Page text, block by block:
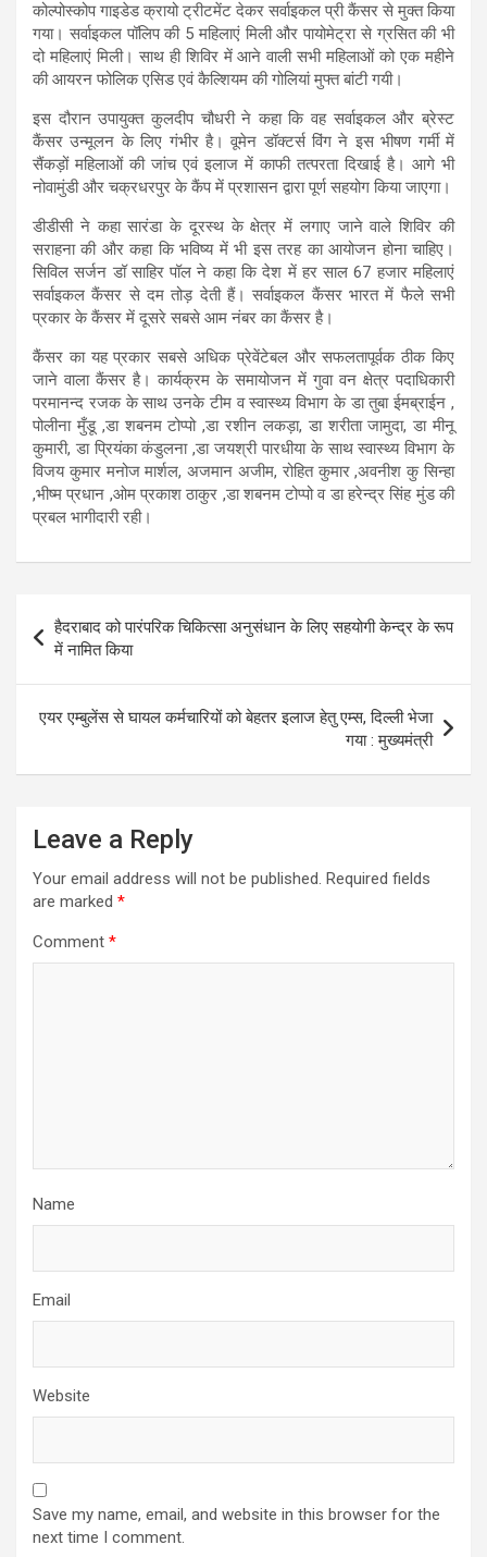
कोल्पोस्कोप गाइडेड क्रायो ट्रीटमेंट देकर सर्वाइकल प्री कैंसर से मुक्त किया
गया। सर्वाइकल पॉलिप की 5 महिलाएं मिली और पायोमेट्रा से ग्रसित की भी
दो महिलाएं मिली। साथ ही शिविर में आने वाली सभी महिलाओं को एक महीने
की आयरन फोलिक एसिड एवं कैल्शियम की गोलियां मुफ्त बांटी गयी।
इस दौरान उपायुक्त कुलदीप चौधरी ने कहा कि वह सर्वाइकल और ब्रेस्ट
कैंसर उन्मूलन के लिए गंभीर है। वूमेन डॉक्टर्स विंग ने इस भीषण गर्मी में
सैंकड़ों महिलाओं की जांच एवं इलाज में काफी तत्परता दिखाई है। आगे भी
नोवामुंडी और चक्रधरपुर के कैंप में प्रशासन द्वारा पूर्ण सहयोग किया जाएगा।
डीडीसी ने कहा सारंडा के दूरस्थ के क्षेत्र में लगाए जाने वाले शिविर की
सराहना की और कहा कि भविष्य में भी इस तरह का आयोजन होना चाहिए।
सिविल सर्जन डॉ साहिर पॉल ने कहा कि देश में हर साल 67 हजार महिलाएं
सर्वाइकल कैंसर से दम तोड़ देती हैं। सर्वाइकल कैंसर भारत में फैले सभी
प्रकार के कैंसर में दूसरे सबसे आम नंबर का कैंसर है।
कैंसर का यह प्रकार सबसे अधिक प्रेवेंटेबल और सफलतापूर्वक ठीक किए
जाने वाला कैंसर है। कार्यक्रम के समायोजन में गुवा वन क्षेत्र पदाधिकारी
परमानन्द रजक के साथ उनके टीम व स्वास्थ्य विभाग के डा तुबा ईमब्राईन ,
पोलीना मुँडू ,डा शबनम टोप्पो ,डा रशीन लकड़ा, डा शरीता जामुदा, डा मीनू
कुमारी, डा प्रियंका कंडुलना ,डा जयश्री पारधीया के साथ स्वास्थ्य विभाग के
विजय कुमार मनोज मार्शल, अजमान अजीम, रोहित कुमार ,अवनीश कु सिन्हा
,भीष्म प्रधान ,ओम प्रकाश ठाकुर ,डा शबनम टोप्पो व डा हरेन्द्र सिंह मुंड की
प्रबल भागीदारी रही।
Post
navigation
हैदराबाद को पारंपरिक चिकित्सा अनुसंधान के लिए सहयोगी केन्‍द्र के रूप
में नामित किया
एयर एम्बुलेंस से घायल कर्मचारियों को बेहतर इलाज हेतु एम्स, दिल्ली भेजा
गया : मुख्यमंत्री
Leave a Reply
Your email address will not be published. Required fields
are marked *
Comment *
Name
Email
Website
Save my name, email, and website in this browser for the
next time I comment.